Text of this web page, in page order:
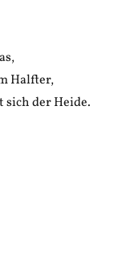
Halfter,
sich der Heide.